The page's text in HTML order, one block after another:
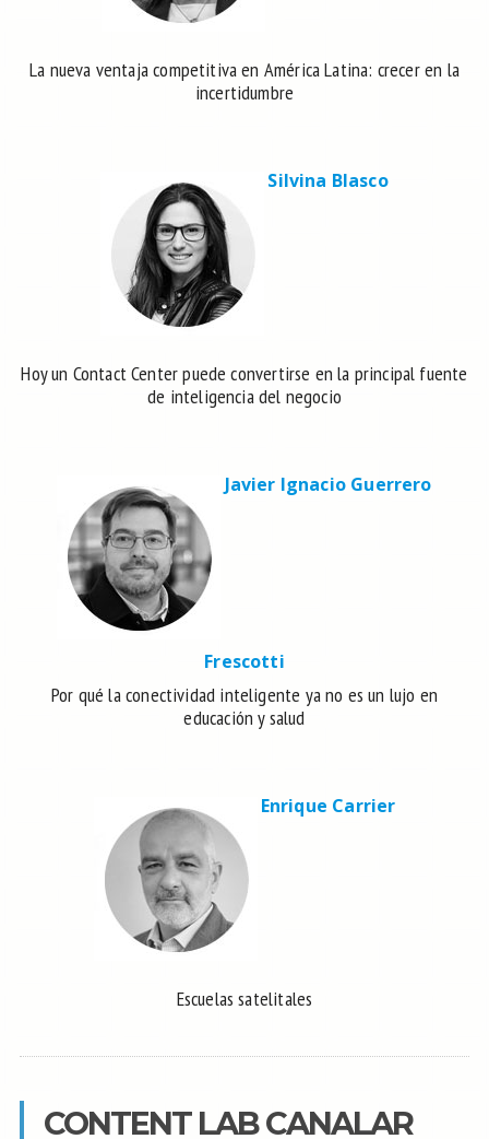
La nueva ventaja competitiva en América Latina: crecer en la
incertidumbre
Silvina Blasco
Hoy un Contact Center puede convertirse en la principal fuente
de inteligencia del negocio
Javier Ignacio Guerrero
Frescotti
Por qué la conectividad inteligente ya no es un lujo en
educación y salud
Enrique Carrier
Escuelas satelitales
CONTENT LAB CANALAR